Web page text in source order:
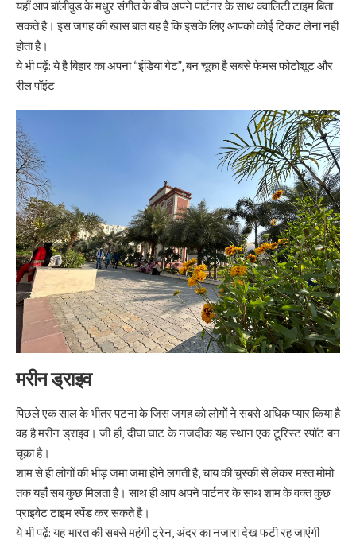
यहाँ आप बॉलीवुड के मधुर संगीत के बीच अपने पार्टनर के साथ क्वालिटी टाइम बिता
सकते है। इस जगह की खास बात यह है कि इसके लिए आपको कोई टिकट लेना नहीं
होता है।
ये भी पढ़ें:ये है बिहार का अपना “इंडिया गेट”, बन चूका है सबसे फेमस फोटोशूट और
रील पॉइंट
मरीन ड्राइव
पिछले एक साल के भीतर पटना के जिस जगह को लोगों ने सबसे अधिक प्यार किया है
वह है मरीन ड्राइव। जी हाँ, दीघा घाट के नजदीक यह स्थान एक टूरिस्ट स्पॉट बन
चूका है।
शाम से ही लोगों की भीड़ जमा जमा होने लगती है, चाय कीचुस्कीसे लेकर मस्त मोमो
तक यहाँ सब कुछ मिलता है। साथ ही आप अपने पार्टनर के साथ शाम के वक्त कुछ
प्राइवेट टाइम स्पेंड कर सकते है।
ये भी पढ़ें:यह भारत की सबसे महंगी ट्रेन, अंदर का नजारा देख फटी रह जाएंगी